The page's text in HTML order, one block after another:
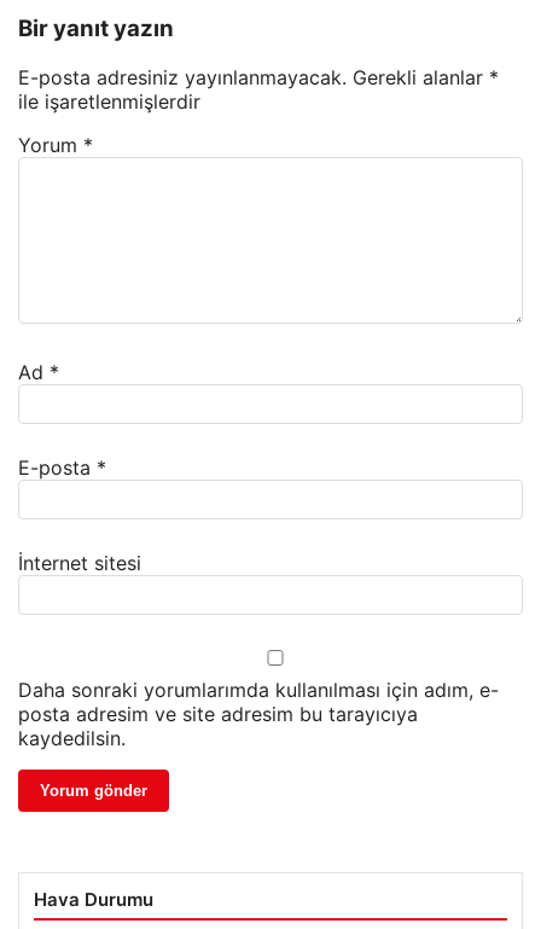
Bir yanıt yazın
E-posta adresiniz yayınlanmayacak. Gerekli alanlar *
ile işaretlenmişlerdir
Yorum *
Ad *
E-posta *
İnternet sitesi
Daha sonraki yorumlarımda kullanılması için adım, e-
posta adresim ve site adresim bu tarayıcıya
kaydedilsin.
Hava Durumu